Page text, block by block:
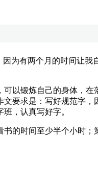
为有两个月的时间让我
以锻炼自己的身体，在
要求是：写好规范字，
，认真写好字。
的时间至少半个小时；